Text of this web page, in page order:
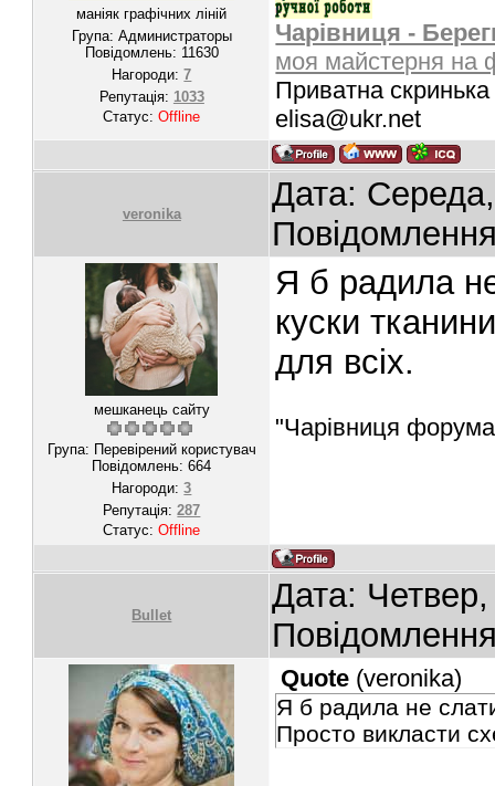
маніяк графічних ліній
Група: Администраторы
Повідомлень: 11630
Нагороди:7
Репутація: 1033
Статус:Offline
Чарівниця -
моя майстерня на
Приватна
elisa@ukr.net
veronika
Дата:
мешканець сайту
Група: Перевірений користувач
Повідомлень:664
Нагороди:3
Репутація:287
Статус:Offline
Я б радила
куски
для всіх.
"Чарівниця
Bullet
Дата:
Quote (veronika)
Я б радила не
Просто викласти